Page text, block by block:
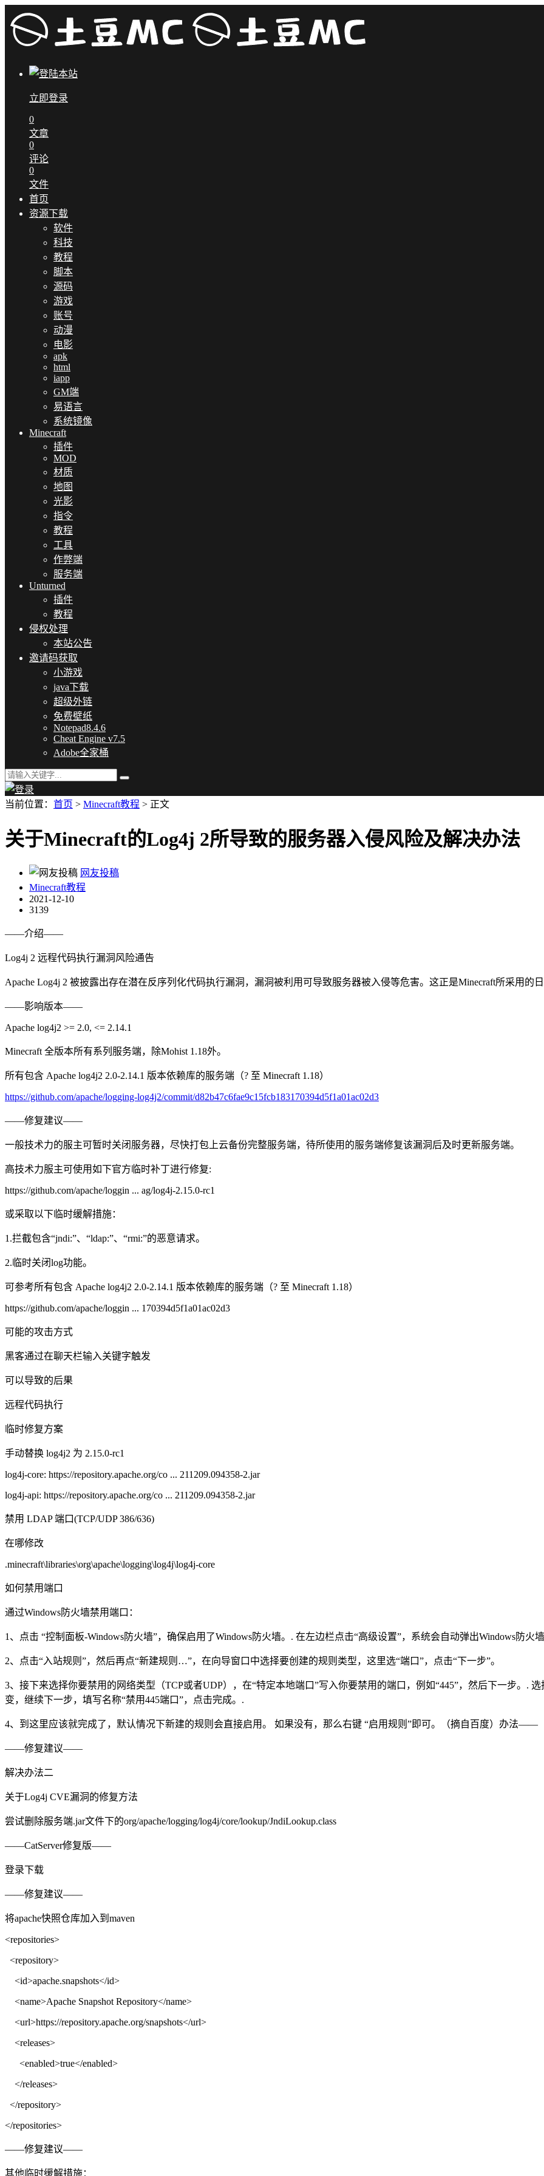
立即登录
0
文章
0
评论
0
文件
首页
资源下载
软件
科技
教程
脚本
源码
游戏
账号
动漫
电影
apk
html
iapp
GM端
易语言
系统镜像
Minecraft
插件
MOD
材质
地图
光影
指令
教程
工具
作弊端
服务端
Unturned
插件
教程
侵权处理
本站公告
邀请码获取
小游戏
java下载
超级外链
免费壁纸
Notepad8.4.6
Cheat Engine v7.5
Adobe全家桶
当前位置： 首页 > Minecraft教程 > 正文
关于Minecraft的Log4j 2所导致的服务器入侵风险及解决办法
网友投稿
Minecraft教程
2021-12-10
3139
——介绍——
Log4j 2 远程代码执行漏洞风险通告
Apache Log4j 2 被披露出存在潜在反序列化代码执行漏洞，漏洞被利用可导致服务器被入侵等危害。这正是Minecraft所采用的日
——影响版本——
Apache log4j2 >= 2.0, <= 2.14.1
Minecraft 全版本所有系列服务端，除Mohist 1.18外。
所有包含 Apache log4j2 2.0-2.14.1 版本依赖库的服务端（? 至 Minecraft 1.18）
https://github.com/apache/logging-log4j2/commit/d82b47c6fae9c15fcb183170394d5f1a01ac02d3
——修复建议——
一般技术力的服主可暂时关闭服务器，尽快打包上云备份完整服务端，待所使用的服务端修复该漏洞后及时更新服务端。
高技术力服主可使用如下官方临时补丁进行修复:
https://github.com/apache/loggin ... ag/log4j-2.15.0-rc1
或采取以下临时缓解措施：
1.拦截包含“jndi:”、“ldap:”、“rmi:”的恶意请求。
2.临时关闭log功能。
可参考所有包含 Apache log4j2 2.0-2.14.1 版本依赖库的服务端（? 至 Minecraft 1.18）
https://github.com/apache/loggin ... 170394d5f1a01ac02d3
可能的攻击方式
黑客通过在聊天栏输入关键字触发
可以导致的后果
远程代码执行
临时修复方案
手动替换 log4j2 为 2.15.0-rc1
log4j-core: https://repository.apache.org/co ... 211209.094358-2.jar
log4j-api: https://repository.apache.org/co ... 211209.094358-2.jar
禁用 LDAP 端口(TCP/UDP 386/636)
在哪修改
.minecraft\libraries\org\apache\logging\log4j\log4j-core
如何禁用端口
通过Windows防火墙禁用端口：
1、点击 “控制面板-Windows防火墙”，确保启用了Windows防火墙。. 在左边栏点击“高级设置”，系统会自动弹出Windows防火
2、点击“入站规则”，然后再点“新建规则…”，在向导窗口中选择要创建的规则类型，这里选“端口”，点击“下一步”。
3、接下来选择你要禁用的网络类型（TCP或者UDP），在“特定本地端口”写入你要禁用的端口，例如“445”，然后下一步。.
变，继续下一步，填写名称“禁用445端口”，点击完成。.
4、到这里应该就完成了，默认情况下新建的规则会直接启用。 如果没有，那么右键 “启用规则”即可。（摘自百度）办法——
——修复建议——
解决办法二
关于Log4j CVE漏洞的修复方法
尝试删除服务端.jar文件下的org/apache/logging/log4j/core/lookup/JndiLookup.class
——CatServer修复版——
登录下载
——修复建议——
将apache快照仓库加入到maven
<repositories>
<repository>
<id>apache.snapshots</id>
<name>Apache Snapshot Repository</name>
<url>https://repository.apache.org/snapshots</url>
<releases>
<enabled>true</enabled>
</releases>
</repository>
</repositories>
——修复建议——
其他临时缓解措施：